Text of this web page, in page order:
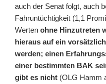
auch der Senat folgt, auch
Fahruntüchtigkeit (1,1
Werten ohne Hinzutreten
hieraus auf ein
werden; einen
einer bestimmten BAK
gibt es nicht (OLG Hamm